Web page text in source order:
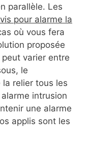
parallèle. Les
pour alarme la
où vous fera
proposée
varier entre
le
relier tous les
intrusion
une alarme
applis sont les